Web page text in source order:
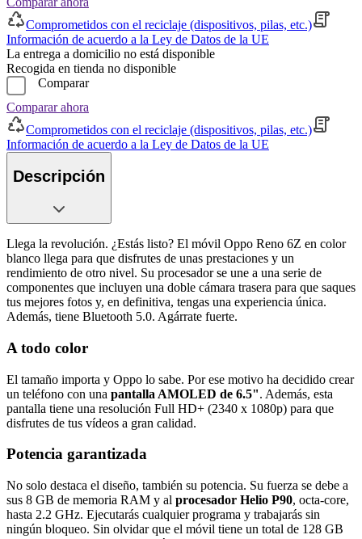
Comprometidos con el reciclaje (dispositivos, pilas, etc.)
Información de acuerdo a la Ley de Datos de la UE
La entrega a domicilio no está disponible
Recogida en tienda no disponible
Comparar
Comparar ahora
Comprometidos con el reciclaje (dispositivos, pilas, etc.)
Información de acuerdo a la Ley de Datos de la UE
Descripción
Llega la revolución. ¿Estás listo? El móvil Oppo Reno 6Z en color
blanco llega para que disfrutes de unas prestaciones y un
rendimiento de otro nivel. Su procesador se une a una serie de
componentes que incluyen una doble cámara trasera para que saques
tus mejores fotos y, en definitiva, tengas una experiencia única.
Además, tiene Bluetooth 5.0. Agárrate fuerte.
A todo color
El tamaño importa y Oppo lo sabe. Por ese motivo ha decidido crear
un teléfono con una pantalla AMOLED de 6.5". Además, esta
pantalla tiene una resolución Full HD+ (2340 x 1080p) para que
disfrutes de tus vídeos a gran calidad.
Potencia garantizada
No solo destaca el diseño, también su potencia. Su fuerza se debe a
sus 8 GB de memoria RAM y al procesador Helio P90, octa-core,
hasta 2.2 GHz. Ejecutarás cualquier programa y trabajarás sin
ningún bloqueo. Sin olvidar que el móvil tiene un total de 128 GB